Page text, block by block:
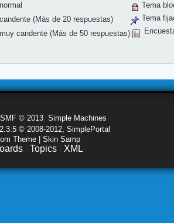
(Más de 20 respuestas)
candente (Más de 50 respuestas)
Tema
Tema
SMF © 2013 Simple Machines
© 2008-2012, SimplePortal
Theme | Skin Samp
Topics XML